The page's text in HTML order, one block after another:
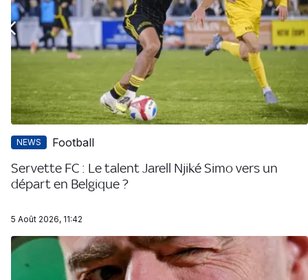
NEWS Football
Servette FC : Le talent Jarell Njiké Simo vers un
départ en Belgique ?
5 Août 2026, 11:42